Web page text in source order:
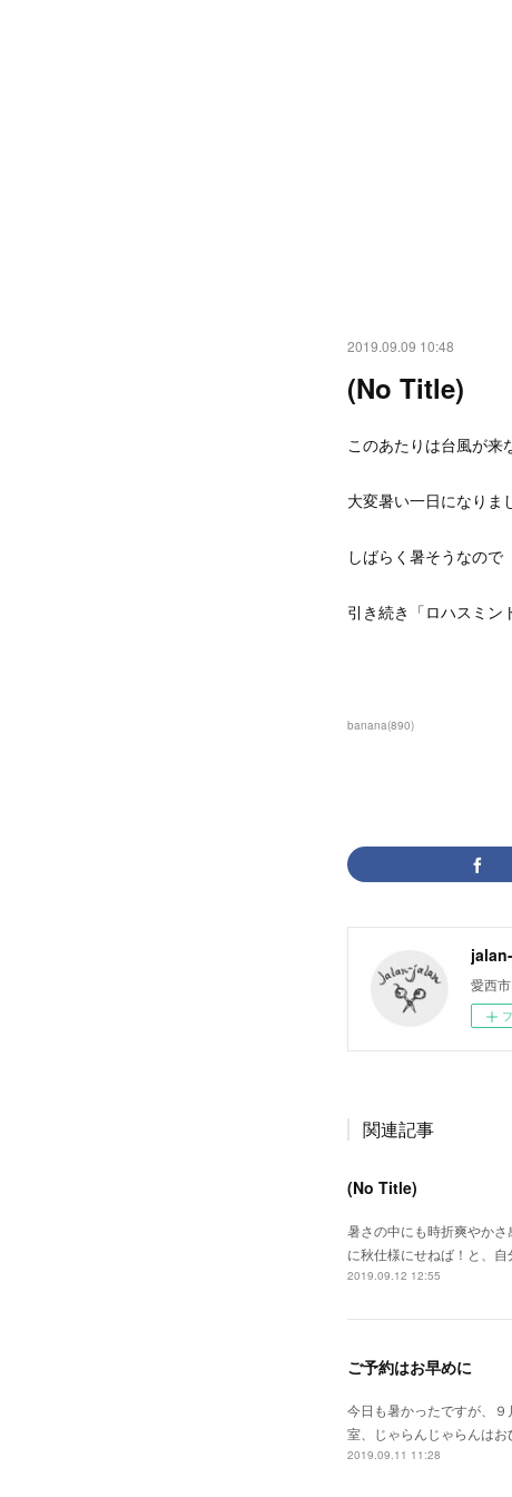
2019.09.09 10:48
(No Title)
このあたりは台風が来
大変暑い一日になりま
しばらく暑そうなので
引き続き「ロハスミン
banana(890)
愛西
関連記事
(No Title)
暑さの中にも時折爽やか
に秋仕様にせねば！と、自
2019.09.12 12:55
ご予約はお早めに
今日も暑かったですが、
室、じゃらんじゃらんは
2019.09.11 11:28